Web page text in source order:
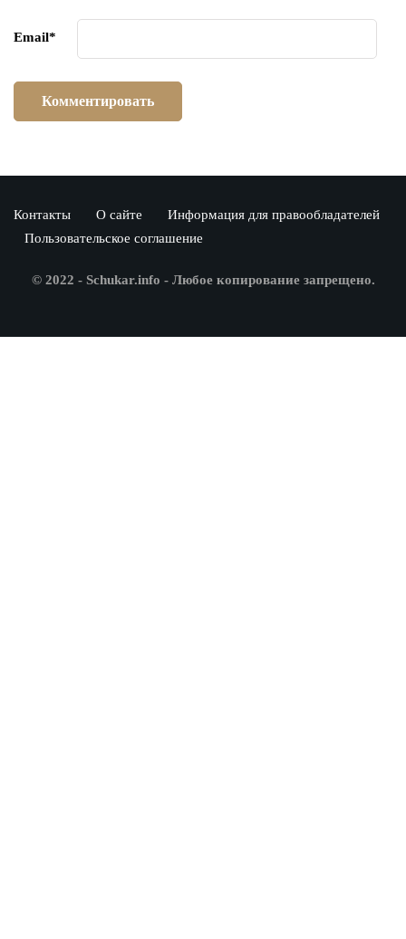
Email*
Контакты О сайте
Информация для правообладателей
Пользовательское соглашение
© 2022 - Schukar.info - Любое копирование запрещено.